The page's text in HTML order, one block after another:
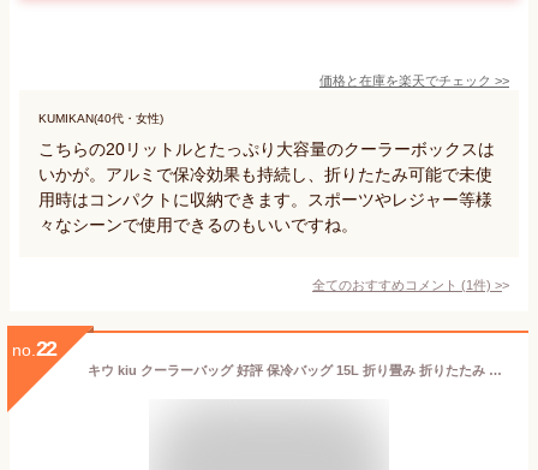
価格と在庫を楽天でチェック >>
KUMIKAN(40代・女性)
こちらの20リットルとたっぷり大容量のクーラーボックスは
いかが。アルミで保冷効果も持続し、折りたたみ可能で未使
用時はコンパクトに収納できます。スポーツやレジャー等様
々なシーンで使用できるのもいいですね。
全てのおすすめコメント (1件) >
no. 22
キウ kiu クーラーバッグ 好評 保冷バッグ 15L 折り畳み 折りたたみ 持ち運び コンパクト ソフトクーラーバッグ 撥水 防水 アルミ フェス アウトドア BBQ ピクニック 600D